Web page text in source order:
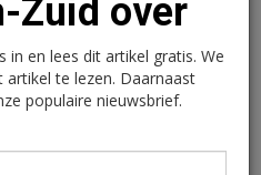
July
over
Zuid over
in en lees dit artikel gratis. We
te lezen. Daarnaast
populaire nieuwsbrief.